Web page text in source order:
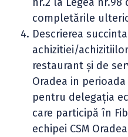
completările
Descrierea
achizitiei/
restaurant şi de
Oradea in perioada
pentru delegația
care participă în
echipei CSM